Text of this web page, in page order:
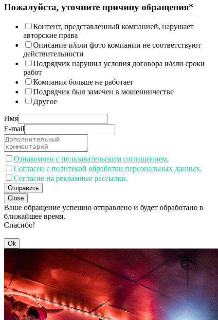
Пожалуйста, уточните причину обращения*
Контент, представленный компанией, нарушает
авторские права
Описание и/или фото компании не соответствуют
действительности
Подрядчик нарушил условия договора и/или сроки
работ
Компания больше не работает
Подрядчик был замечен в мошенничестве
Другое
Имя
E-mail
Ознакомлен с пользавательским соглашением.
Согласен с политекой обработки персональных данных.
Согласие на рекламные рассылки.
Отправить
Close
Ваше обращение успешно отправлено и будет обработано в
ближайшее время.
Спасибо!
Ok